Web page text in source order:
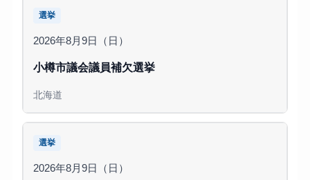
選挙
2026年8月9日（日）
小樽市議会議員補欠選挙
北海道
選挙
2026年8月9日（日）